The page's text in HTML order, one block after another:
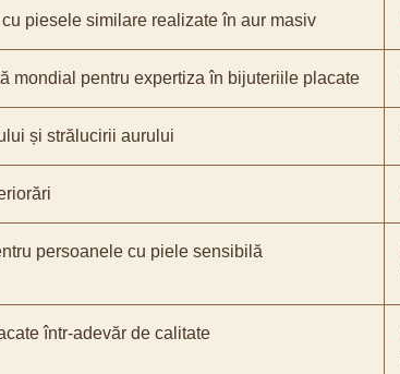
piesele similare realizate în aur masiv
mondial pentru expertiza în bijuteriile placate
și strălucirii aurului
persoanele cu piele sensibilă
într-adevăr de calitate